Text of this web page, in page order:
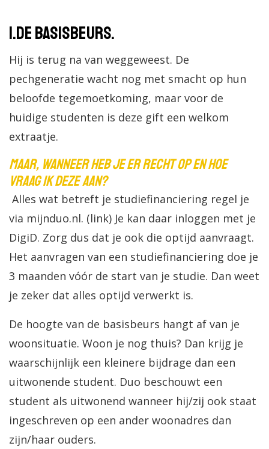
1.De basisbeurs.
Hij is terug na van weggeweest. De
pechgeneratie wacht nog met smacht op hun
beloofde tegemoetkoming, maar voor de
huidige studenten is deze gift een welkom
extraatje.
Maar, wanneer heb je er recht op en hoe
vraag ik deze aan?
Alles wat betreft je studiefinanciering regel je
via mijnduo.nl. (link) Je kan daar inloggen met je
DigiD. Zorg dus dat je ook die optijd aanvraagt.
Het aanvragen van een studiefinanciering doe je
3 maanden vóór de start van je studie. Dan weet
je zeker dat alles optijd verwerkt is.
De hoogte van de basisbeurs hangt af van je
woonsituatie. Woon je nog thuis? Dan krijg je
waarschijnlijk een kleinere bijdrage dan een
uitwonende student. Duo beschouwt een
student als uitwonend wanneer hij/zij ook staat
ingeschreven op een ander woonadres dan
zijn/haar ouders.